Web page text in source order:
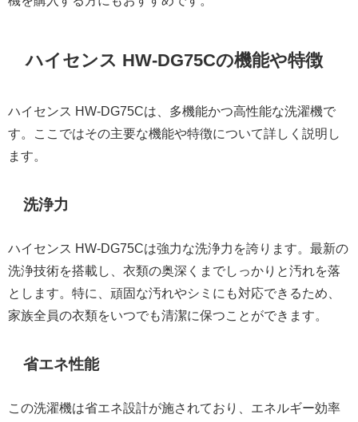
ハイセンス HW-DG75Cの機能や特徴
ハイセンス HW-DG75Cは、多機能かつ高性能な洗濯機で
す。ここではその主要な機能や特徴について詳しく説明し
ます。
洗浄力
ハイセンス HW-DG75Cは強力な洗浄力を誇ります。最新の
洗浄技術を搭載し、衣類の奥深くまでしっかりと汚れを落
とします。特に、頑固な汚れやシミにも対応できるため、
家族全員の衣類をいつでも清潔に保つことができます。
省エネ性能
この洗濯機は省エネ設計が施されており、エネルギー効率